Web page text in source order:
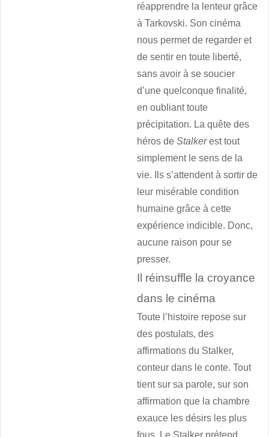
réapprendre la lenteur grâce
à Tarkovski. Son cinéma
nous permet de regarder et
de sentir en toute liberté,
sans avoir à se soucier
d’une quelconque finalité,
en oubliant toute
précipitation. La quête des
héros deStalkerest tout
simplement le sens de la
vie. Ils s’attendent à sortir de
leur misérable condition
humaine grâce à cette
expérience indicible. Donc,
aucune raison pour se
presser.
Il réinsuffle la croyance
dans le cinéma
Toute l’histoire repose sur
des postulats, des
affirmations du Stalker,
conteur dans le conte. Tout
tient sur sa parole, sur son
affirmation que la chambre
exauce les désirs les plus
fous. Le Stalker prétend